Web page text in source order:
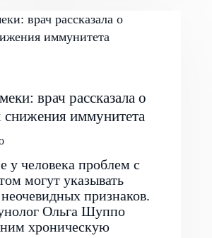
врач рассказала о
снижения иммунитета
у человека проблем с
могут указывать
признаков.
Ольга Шуппо
хроническую